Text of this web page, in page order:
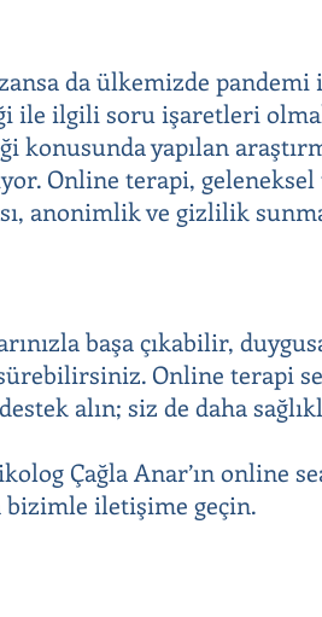
da ülkemizde pandemi
ile ilgili soru işaretleri
yapılan
Online terapi,
anonimlik ve gizlilik
başa çıkabilir, duygusal
Online terapi
alın; siz de daha
Çağla Anar’ın online
iletişime geçin.